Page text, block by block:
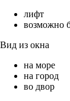
лифт
возможно
Вид из окна
на море
на город
во двор